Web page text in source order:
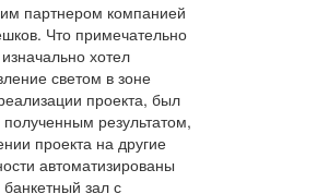
партнером компанией
Что примечательно
хотел
светом в зоне
проекта, был
результатом,
проекта на другие
автоматизированы
зал с